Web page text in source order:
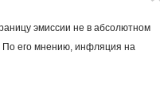
эмиссии не в абсолютном
По его мнению, инфляция на